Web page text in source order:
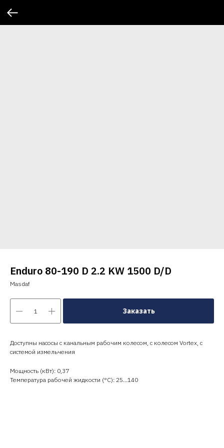
Enduro 80-190 D 2.2 KW 1500 D/D
Masdaf
Заказать
Доступны насосы с канальным рабочим колесом, с колесом Vortex, с
системой измельчения
Мощность (кВт): 0,37
Температура рабочей жидкости (°C): 25…140